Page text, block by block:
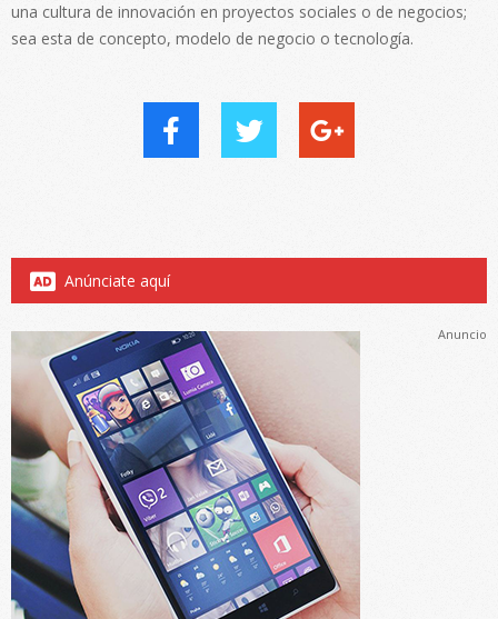
una cultura de innovación en proyectos sociales o de negocios;
sea esta de concepto, modelo de negocio o tecnología.
Anúnciate aquí
Anuncio